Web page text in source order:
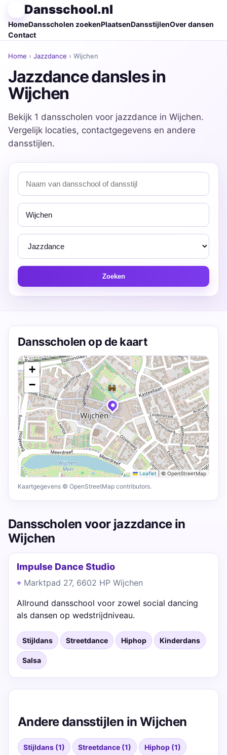
Dansschool.nl
HomeDansscholen zoekenPlaatsenDansstijlenOver dansen
Contact
Home › Jazzdance › Wijchen
Jazzdance dansles in
Wijchen
Bekijk 1 dansscholen voor jazzdance in Wijchen.
Vergelijk locaties, contactgegevens en andere
dansstijlen.
Zoeken
Dansscholen op de kaart
+
−
Leaflet |© OpenStreetMap
Kaartgegevens © OpenStreetMap contributors.
Dansscholen voor jazzdance in
Wijchen
Impulse Dance Studio
Marktpad 27, 6602 HP Wijchen
Allround dansschool voor zowel social dancing
als dansen op wedstrijdniveau.
Stijldans Streetdance Hiphop Kinderdans
Salsa
Andere dansstijlen in Wijchen
Stijldans (1) Streetdance (1) Hiphop (1)